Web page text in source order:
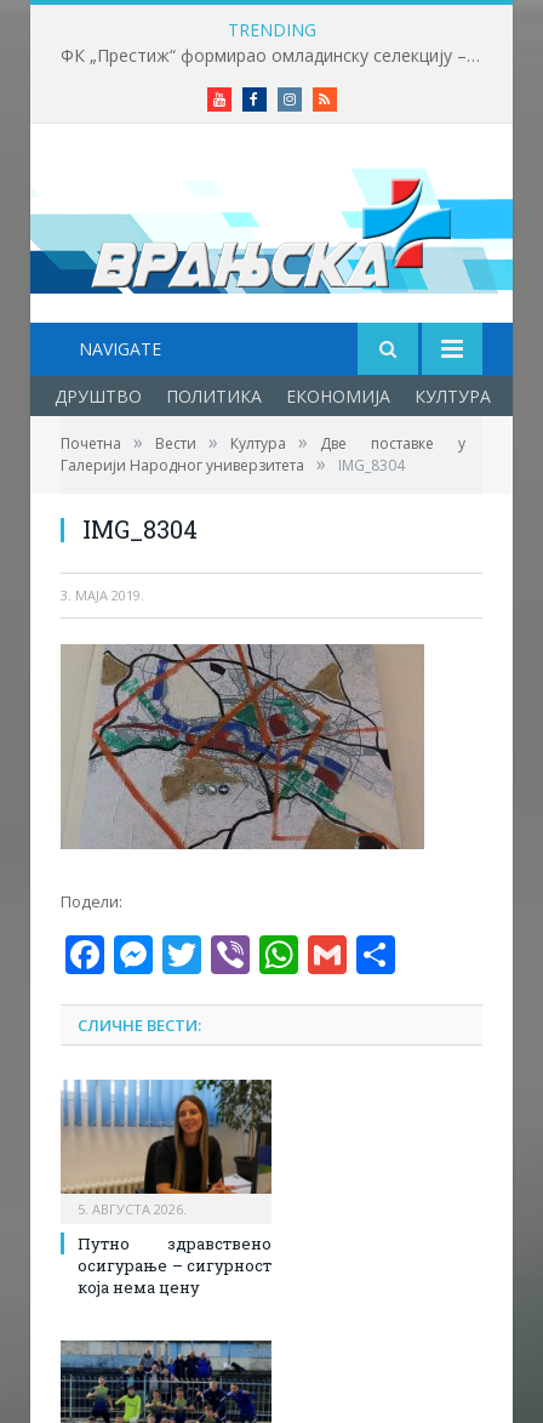
TRENDING
ФК „Престиж“ формирао омладинску селекцију – нови корак у развоју младих фудбалера
YoutubeFacebookInstagram
RSS
NAVIGATE
ДРУШТВО ПОЛИТИКА ЕКОНОМИЈА КУЛТУРА
Почетна » Вести » Култура »
Две поставке у
Галерији Народног универзитета
» IMG_8304
IMG_8304
3. МАЈА 2019.
Подели:
Facebook
Messenger
Twitter
ViberWhatsApp
Gmail
СЛИЧНЕ ВЕСТИ:
5. АВГУСТА 2026.
Путно здравствено
осигурање – сигурност
која нема цену